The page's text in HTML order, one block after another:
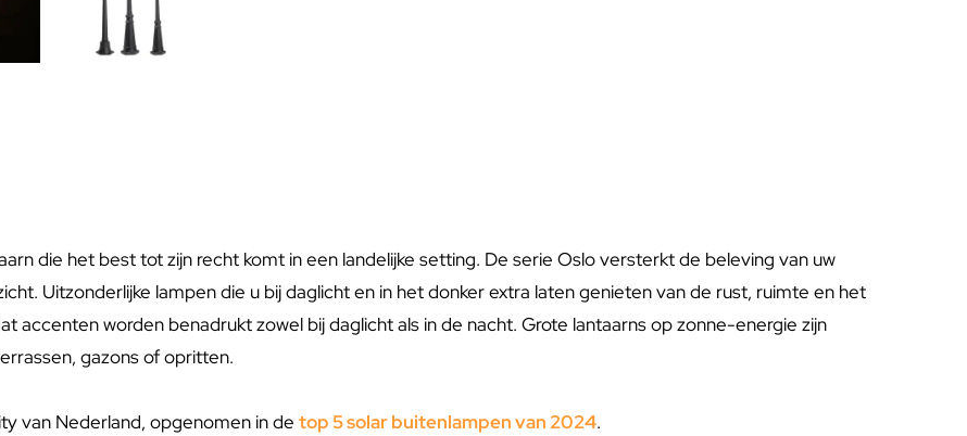
die het best tot zijn recht komt in een landelijke setting. De serie Oslo versterkt de beleving van uw
Uitzonderlijke lampen die u bij daglicht en in het donker extra laten genieten van de rust, ruimte en het
accenten worden benadrukt zowel bij daglicht als in de nacht. Grote lantaarns op zonne-energie zijn
gazons of opritten.
van Nederland, opgenomen in de top 5 solar buitenlampen van 2024.